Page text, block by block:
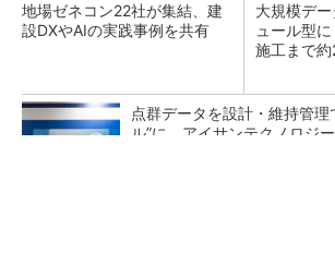
地場ゼネコン22社が集結、建
設DXやAIの実践事例を共有
大規模デ
ュール型
施工まで
点群データを設計・維持管理
ル”に アイサンテクノロジ